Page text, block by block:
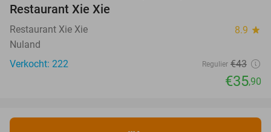
Restaurant Xie Xie
Restaurant Xie Xie 8.9 star
Nuland
Verkocht: 222
Regulier €43
€35,90